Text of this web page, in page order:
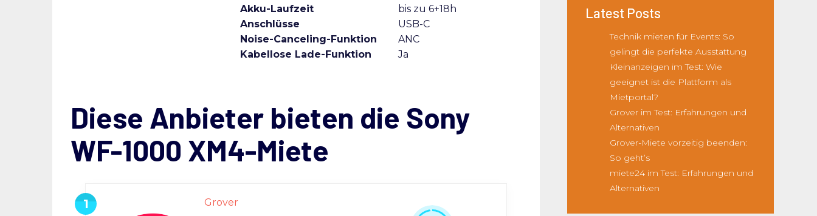
Akku-Laufzeit
bis zu 6+18h
Anschlüsse
USB-C
Noise-Canceling-Funktion
ANC
Kabellose Lade-Funktion
Ja
Diese Anbieter bieten die Sony
WF-1000 XM4-Miete
Grover
Latest Posts
Technik mieten für Events: So
gelingt die perfekte Ausstattung
Kleinanzeigen im Test: Wie
geeignet ist die Plattform als
Mietportal?
Grover im Test: Erfahrungen und
Alternativen
Grover-Miete vorzeitig beenden:
So geht’s
miete24 im Test: Erfahrungen und
Alternativen